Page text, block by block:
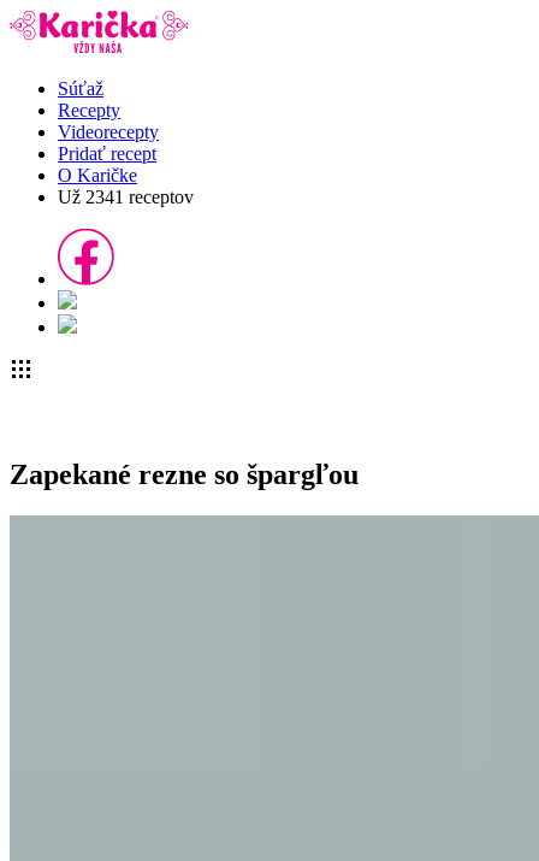
Súťaž
Recepty
Videorecepty
Pridať recept
O Karičke
Už 2341 receptov
Zapekané rezne so špargľou